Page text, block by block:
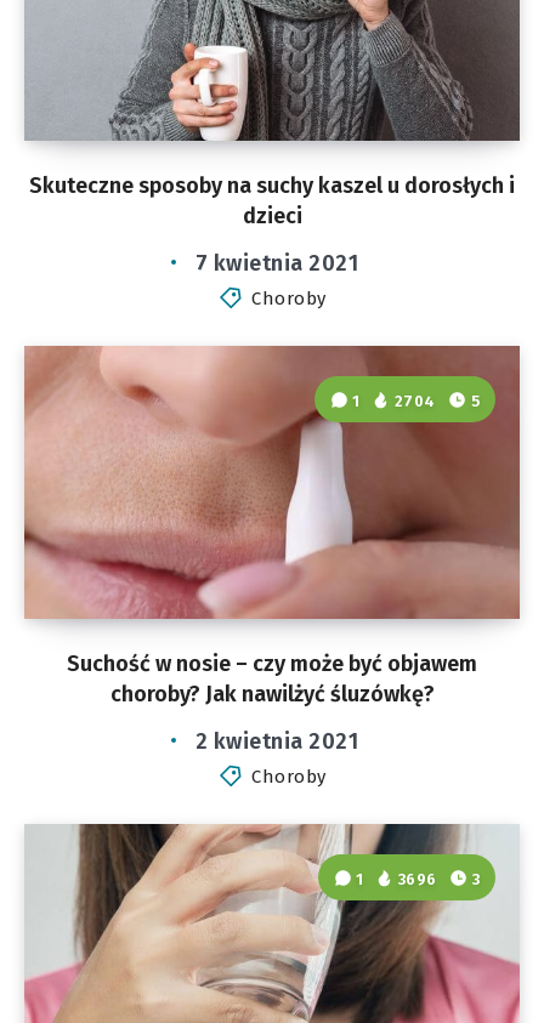
Skuteczne sposoby na suchy kaszel u dorosłych i
dzieci
7 kwietnia 2021
Choroby
Suchość w nosie – czy może być objawem
choroby? Jak nawilżyć śluzówkę?
1 2704 5
2 kwietnia 2021
Choroby
1 3696 3